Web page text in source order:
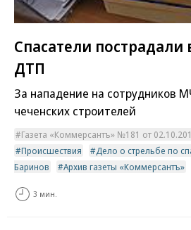
Спасатели пострадали
ДТП
За нападение на сотрудников
чеченских строителей
Газета «Коммерсантъ» №181 от
Происшествия
Дело о стрельбе по
Баринов
Архив газеты «Коммерсантъ»
3 мин.